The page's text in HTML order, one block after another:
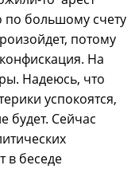
по большому счету
потому
На
Надеюсь, что
успокоятся,
будет. Сейчас
в беседе